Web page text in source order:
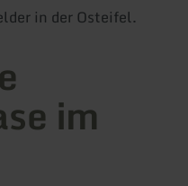
in der Osteifel.
im